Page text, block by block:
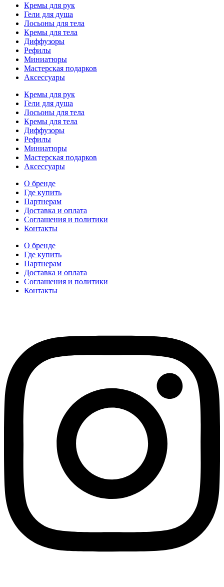
Кремы для рук
Гели для душа
Лосьоны для тела
Кремы для тела
Диффузоры
Рефилы
Миниатюры
Мастерская подарков
Аксессуары
Кремы для рук
Гели для душа
Лосьоны для тела
Кремы для тела
Диффузоры
Рефилы
Миниатюры
Мастерская подарков
Аксессуары
О бренде
Где купить
Партнерам
Доставка и оплата
Соглашения и политики
Контакты
О бренде
Где купить
Партнерам
Доставка и оплата
Соглашения и политики
Контакты